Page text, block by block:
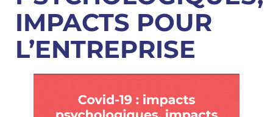
IMPACTS POUR
L’ENTREPRISE